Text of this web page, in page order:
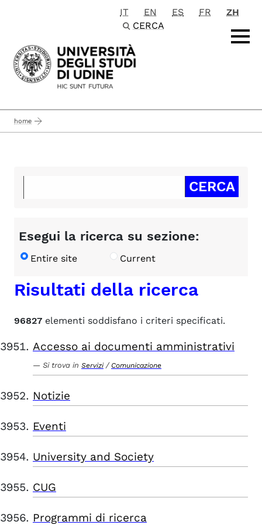
Passa al contenuto principale
IT EN ES FR
ZH
CERCA
home
Esegui la ricerca su sezione:
Entire site Current
Risultati della ricerca
96827 elementi soddisfano i criteri specificati.
Accesso ai documenti amministrativi
Si trova in Servizi / Comunicazione
Notizie
Eventi
University and Society
CUG
Programmi di ricerca